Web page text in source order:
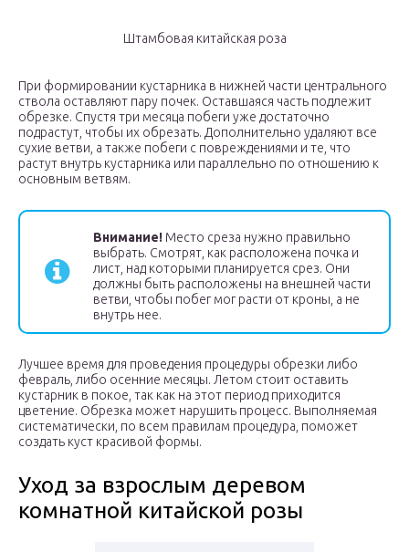
Штамбовая китайская роза
При формировании кустарника в нижней части центрального
ствола оставляют пару почек. Оставшаяся часть подлежит
обрезке. Спустя три месяца побеги уже достаточно
подрастут, чтобы их обрезать. Дополнительно удаляют все
сухие ветви, а также побеги с повреждениями и те, что
растут внутрь кустарника или параллельно по отношению к
основным ветвям.
Внимание! Место среза нужно правильно
выбрать. Смотрят, как расположена почка и
лист, над которыми планируется срез. Они
должны быть расположены на внешней части
ветви, чтобы побег мог расти от кроны, а не
внутрь нее.
Лучшее время для проведения процедуры обрезки либо
февраль, либо осенние месяцы. Летом стоит оставить
кустарник в покое, так как на этот период приходится
цветение. Обрезка может нарушить процесс. Выполняемая
систематически, по всем правилам процедура, поможет
создать куст красивой формы.
Уход за взрослым деревом
комнатной китайской розы